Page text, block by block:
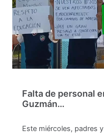
Falta de personal
Guzmán…
Este miércoles, padres